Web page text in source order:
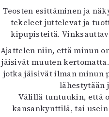
Teosten esittäminen ja
tekeleet juttelevat ja
kipupisteitä.
Ajattelen niin, että minun
jäisivät muuten
jotka jäisivät ilman minun
lähestytään
Välillä tuntuukin, että
kansankynttilä, tai